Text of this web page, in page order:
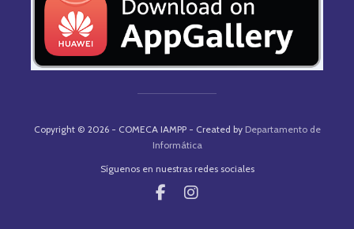
Copyright © 2026 - COMECA IAMPP - Created by Departamento de
Informática
Síguenos en nuestras redes sociales